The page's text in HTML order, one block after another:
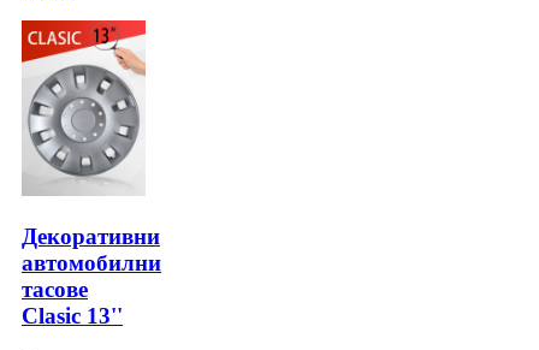
Декоративни
автомобилни
тасове
Clasic 13''